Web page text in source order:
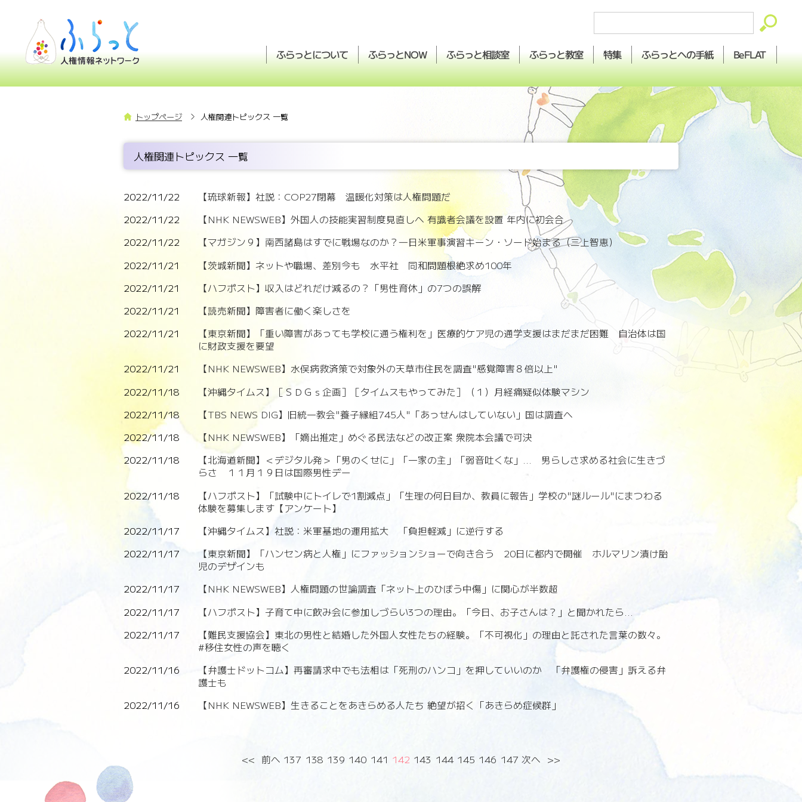
ふらっとについて ふらっとNOW ふらっと相談室 ふらっと教室 特集 ふらっとへの手紙 BeFLAT
トップページ 人権関連トピックス 一覧
人権関連トピックス 一覧
2022/11/22
【琉球新報】社説：COP27閉幕 温暖化対策は人権問題だ
2022/11/22
【NHK NEWSWEB】外国人の技能実習制度見直しへ 有識者会議を設置 年内に初会合
2022/11/22
【マガジン９】南西諸島はすでに戦場なのか？―日米軍事演習キーン・ソード始まる（三上智恵）
2022/11/21
【茨城新聞】ネットや職場、差別今も 水平社 同和問題根絶求め100年
2022/11/21
【ハフポスト】収入はどれだけ減るの？「男性育休」の7つの誤解
2022/11/21
【読売新聞】障害者に働く楽しさを
2022/11/21
【東京新聞】「重い障害があっても学校に通う権利を」医療的ケア児の通学支援はまだまだ困難 自治体は国
に財政支援を要望
2022/11/21
【NHK NEWSWEB】水俣病救済策で対象外の天草市住民を調査"感覚障害８倍以上"
2022/11/18
【沖縄タイムス】［ＳＤＧｓ企画］［タイムスもやってみた］（１）月経痛疑似体験マシン
2022/11/18
【TBS NEWS DIG】旧統一教会"養子縁組745人"「あっせんはしていない」国は調査へ
2022/11/18
【NHK NEWSWEB】「嫡出推定」めぐる民法などの改正案 衆院本会議で可決
2022/11/18
【北海道新聞】＜デジタル発＞「男のくせに」「一家の主」「弱音吐くな」... 男らしさ求める社会に生きづ
らさ １１月１９日は国際男性デー
2022/11/18
【ハフポスト】「試験中にトイレで1割減点」「生理の何日目か、教員に報告」学校の"謎ルール"にまつわる
体験を募集します【アンケート】
2022/11/17
【沖縄タイムス】社説：米軍基地の運用拡大 「負担軽減」に逆行する
2022/11/17
【東京新聞】「ハンセン病と人権」にファッションショーで向き合う 20日に都内で開催 ホルマリン漬け胎
児のデザインも
2022/11/17
【NHK NEWSWEB】人権問題の世論調査「ネット上のひぼう中傷」に関心が半数超
2022/11/17
【ハフポスト】子育て中に飲み会に参加しづらい3つの理由。「今日、お子さんは？」と聞かれたら...
2022/11/17
【難民支援協会】東北の男性と結婚した外国人女性たちの経験。「不可視化」の理由と託された言葉の数々。
#移住女性の声を聴く
2022/11/16
【弁護士ドットコム】再審請求中でも法相は「死刑のハンコ」を押していいのか 「弁護権の侵害」訴える弁
護士も
2022/11/16
【NHK NEWSWEB】生きることをあきらめる人たち 絶望が招く「あきらめ症候群」
<< 前へ 137 138 139 140 141 142 143 144 145 146 147 次へ >>